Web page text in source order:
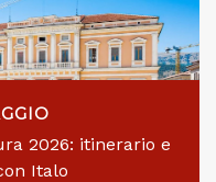
2026: itinerario e
Italo